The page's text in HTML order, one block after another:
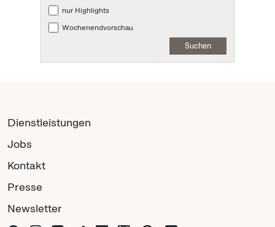
nur Highlights
Wochenendvorschau
Suchen
Dienstleistungen
Jobs
Kontakt
Presse
Newsletter